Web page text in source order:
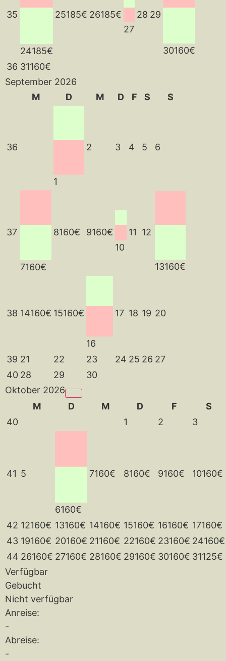
35
24185€
25185€ 26185€
27
28 29
30160€
36 31160€
September 2026
M
D M D F S S
36
1
2 3 4 5 6
37
7160€
8160€ 9160€
10
11 12
13160€
38 14160€ 15160€
16
17 18 19 20
39 21 22 23 24 25 26 27
40 28 29
30
Oktober 2026
M
D M D F
S
40
1 2 3
41 5
6160€
7160€ 8160€ 9160€ 10160€
42 12160€ 13160€ 14160€ 15160€ 16160€ 17160€
43 19160€ 20160€ 21160€ 22160€ 23160€ 24160€
44 26160€ 27160€ 28160€ 29160€ 30160€ 31125€
Verfügbar
Gebucht
Nicht verfügbar
Anreise:
-
Abreise:
-